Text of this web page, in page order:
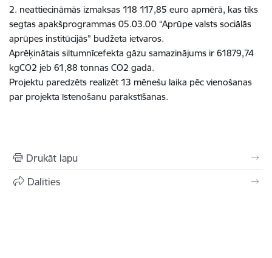
2. neattiecināmās izmaksas 118 117,85 euro apmērā, kas tiks
segtas apakšprogrammas 05.03.00 “Aprūpe valsts sociālās
aprūpes institūcijās” budžeta ietvaros.
Aprēķinātais siltumnīcefekta gāzu samazinājums ir 61879,74
kgCO2 jeb 61,88 tonnas CO2 gadā.
Projektu paredzēts realizēt 13 mēnešu laika pēc vienošanas
par projekta īstenošanu parakstīšanas.
Drukāt lapu
Dalīties